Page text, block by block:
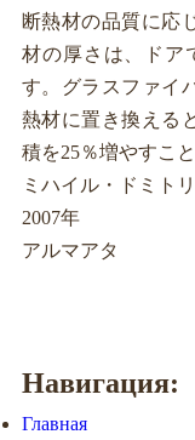
断熱材の品質に応
材の厚さは、ドア
す。グラスファイ
熱材に置き換える
積を25％増やすこ
ミハイル・ドミト
2007年
アルマアタ
Навигация:
Главная